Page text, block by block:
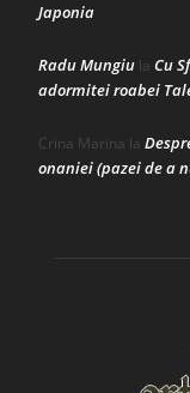
Japonia
Radu Mungiu la Cu
adormitei roabei
Crina Marina la
onaniei (pazei de a